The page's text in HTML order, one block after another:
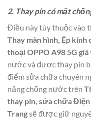
2. Thay pin có mất
Điều này tùy thuộc vào
Thay màn hình, Ép
thoại OPPO A98 5G
nước và được thay pin
điểm sửa chữa chuyên
năng chống nước trên
thay pin, sửa chữa
Trangsẽ được giữ